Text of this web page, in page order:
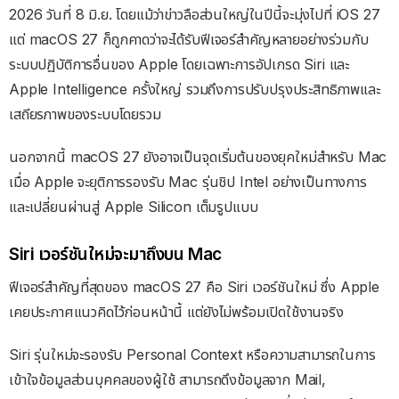
2026 วันที่ 8 มิ.ย. โดยแม้ว่าข่าวลือส่วนใหญ่ในปีนี้จะมุ่งไปที่ iOS 27
แต่ macOS 27 ก็ถูกคาดว่าจะได้รับฟีเจอร์สำคัญหลายอย่างร่วมกับ
ระบบปฏิบัติการอื่นของ Apple โดยเฉพาะการอัปเกรด Siri และ
Apple Intelligence ครั้งใหญ่ รวมถึงการปรับปรุงประสิทธิภาพและ
เสถียรภาพของระบบโดยรวม
นอกจากนี้ macOS 27 ยังอาจเป็นจุดเริ่มต้นของยุคใหม่สำหรับ Mac
เมื่อ Apple จะยุติการรองรับ Mac รุ่นชิป Intel อย่างเป็นทางการ
และเปลี่ยนผ่านสู่ Apple Silicon เต็มรูปแบบ
Siri เวอร์ชันใหม่จะมาถึงบน Mac
ฟีเจอร์สำคัญที่สุดของ macOS 27 คือ Siri เวอร์ชันใหม่ ซึ่ง Apple
เคยประกาศแนวคิดไว้ก่อนหน้านี้ แต่ยังไม่พร้อมเปิดใช้งานจริง
Siri รุ่นใหม่จะรองรับ Personal Context หรือความสามารถในการ
เข้าใจข้อมูลส่วนบุคคลของผู้ใช้ สามารถดึงข้อมูลจาก Mail,